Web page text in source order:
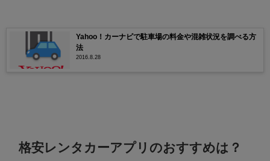
Yahoo！カーナビで駐車場の料金や混雑状況を調べる方
法
2016.8.28
格安レンタカーアプリのおすすめは？